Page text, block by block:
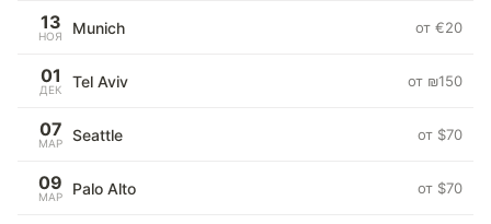
13
НОЯ Munich от €20
01
ДЕК Tel Aviv от ₪150
07
МАР Seattle от $70
09
МАР Palo Alto от $70